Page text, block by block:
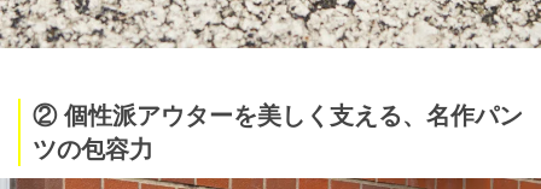
② 個性派アウターを美しく支える、名作パン
ツの包容力